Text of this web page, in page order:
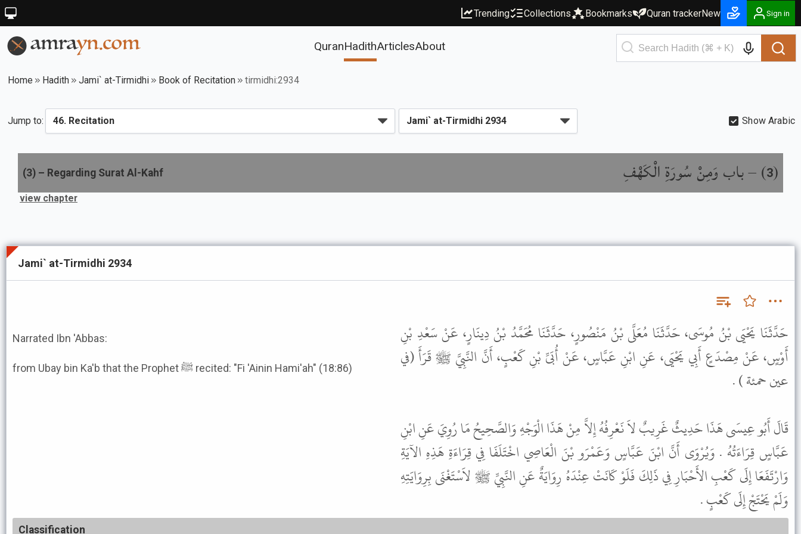
Trending Collections Bookmarks Quran trackerNew Sign in
QuranHadithArticlesAbout
Home Hadith Jami` at-Tirmidhi Book of Recitation tirmidhi:2934
Jump to: Show Arabic
(
3
) –باب وَمِنْ سُورَةِ الْكَهْفِ (3) – Regarding Surat Al-Kahf
view chapter
Jami` at-Tirmidhi 2934
Narrated Ibn 'Abbas:
from Ubay bin Ka'b that the Prophet ﷺ recited: "Fi 'Ainin Hami'ah" (18:86)
حَدَّثَنَا يَحْيَى بْنُ مُوسَى، حَدَّثَنَا مُعَلَّى بْنُ مَنْصُورٍ، حَدَّثَنَا مُحَمَّدُ بْنُ دِينَارٍ، عَنْ سَعْدِ بْنِ
أَوْسٍ، عَنْ مِصْدَعٍ أَبِي يَحْيَى، عَنِ ابْنِ عَبَّاسٍ، عَنْ أُبَىِّ بْنِ كَعْبٍ، أَنَّ النَّبِيَّ ﷺ قَرَأَ (في
عين حمئة ) .
قَالَ أَبُو عِيسَى هَذَا حَدِيثٌ غَرِيبٌ لاَ نَعْرِفُهُ إِلاَّ مِنْ هَذَا الْوَجْهِ وَالصَّحِيحُ مَا رُوِيَ عَنِ ابْنِ
عَبَّاسٍ قِرَاءَتُهُ . وَيُرْوَى أَنَّ ابْنَ عَبَّاسٍ وَعَمْرَو بْنَ الْعَاصِي اخْتَلَفَا فِي قِرَاءَةِ هَذِهِ الآيَةِ
وَارْتَفَعَا إِلَى كَعْبِ الأَحْبَارِ فِي ذَلِكَ فَلَوْ كَانَتْ عِنْدَهُ رِوَايَةٌ عَنِ النَّبِيِّ ﷺ لاَسْتَغْنَى بِرِوَايَتِهِ
وَلَمْ يَحْتَجْ إِلَى كَعْبٍ .
Classification